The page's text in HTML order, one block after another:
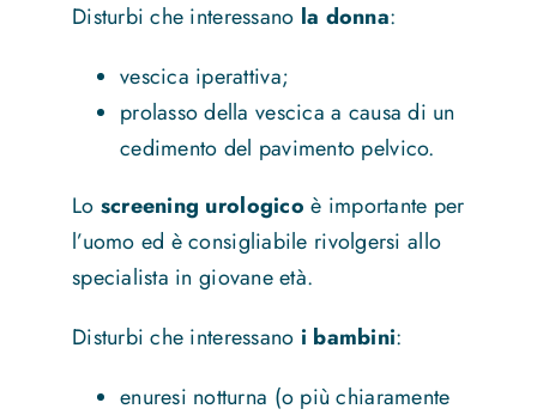
Disturbi che interessano la donna:
vescica iperattiva;
prolasso della vescica a causa di un
cedimento del pavimento pelvico.
Lo screening urologico è importante per
l’uomo ed è consigliabile rivolgersi allo
specialista in giovane età.
Disturbi che interessano i bambini:
enuresi notturna (o più chiaramente